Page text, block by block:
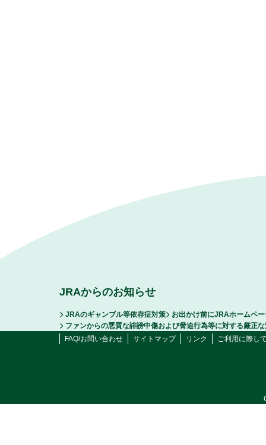
JRAからのお知らせ
JRAのギャンブル等依存症対策
お出かけ前にJRAホームペ
ファンからの悪質な誹謗中傷および脅迫行為等に対する厳正
FAQ/お問い合わせ
サイトマップ リンク ご利用に際し